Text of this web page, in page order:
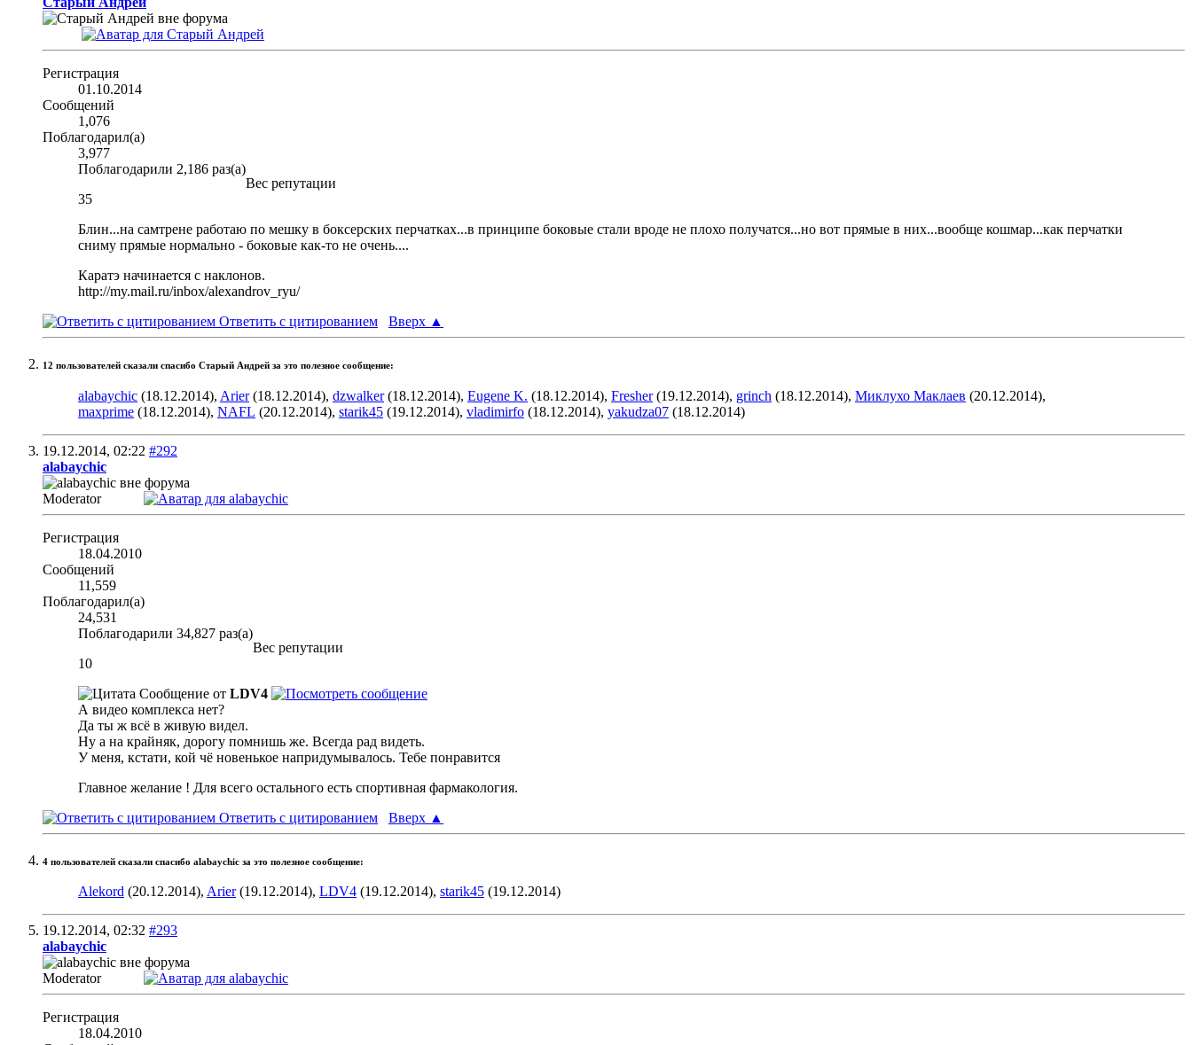
Регистрация
01.10.2014
Сообщений
1,076
Поблагодарил(а)
3,977
Поблагодарили 2,186 раз(а)
Вес репутации
35
Блин...на самтрене работаю по мешку в боксерских перчатках...в принципе боковые стали вроде не плохо получатся...но вот прямые в них...вообще кошмар...как перчатки
сниму прямые нормально - боковые как-то не очень....
Каратэ начинается с наклонов.
http://my.mail.ru/inbox/alexandrov_ryu/
Ответить с цитированием
Вверх ▲
12 пользователей сказали cпасибо Старый Андрей за это полезное сообщение:
alabaychic (18.12.2014), Arier(18.12.2014), dzwalker(18.12.2014), Eugene K. (18.12.2014), Fresher(19.12.2014), grinch (18.12.2014), Миклухо Маклаев (20.12.2014),
maxprime (18.12.2014), NAFL (20.12.2014), starik45 (19.12.2014), vladimirfo (18.12.2014), yakudza07 (18.12.2014)
19.12.2014, 02:22 #292
alabaychic
Moderator
Регистрация
18.04.2010
Сообщений
11,559
Поблагодарил(а)
24,531
Поблагодарили 34,827 раз(а)
Вес репутации
10
Сообщение от LDV4
А видео комплекса нет?
Да ты ж всё в живую видел.
Ну а на крайняк, дорогу помнишь же. Всегда рад видеть.
У меня, кстати, кой чё новенькое напридумывалось. Тебе понравится
Главное желание ! Для всего остального есть спортивная фармакология.
Ответить с цитированием
Вверх ▲
4 пользователей сказали cпасибо alabaychic за это полезное сообщение:
Alekord (20.12.2014), Arier(19.12.2014), LDV4 (19.12.2014), starik45 (19.12.2014)
19.12.2014, 02:32 #293
alabaychic
Moderator
Регистрация
18.04.2010